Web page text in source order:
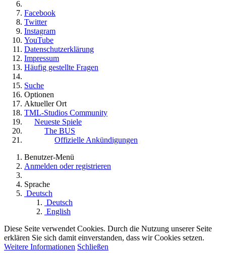
Facebook
Twitter
Instagram
YouTube
Datenschutzerklärung
Impressum
Häufig gestellte Fragen
Suche
Optionen
Aktueller Ort
TML-Studios Community
Neueste Spiele
The BUS
Offizielle Ankündigungen
Benutzer-Menü
Anmelden oder registrieren
Sprache
Deutsch
Deutsch
English
Diese Seite verwendet Cookies. Durch die Nutzung unserer Seite
erklären Sie sich damit einverstanden, dass wir Cookies setzen.
Weitere Informationen Schließen